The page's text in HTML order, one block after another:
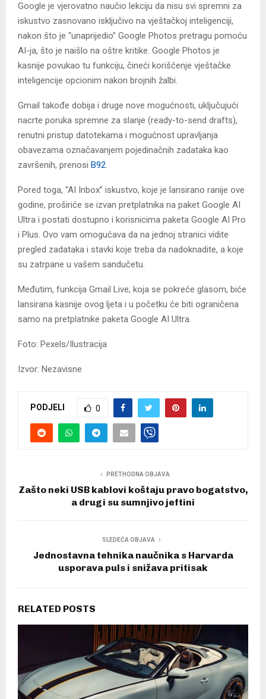
Google je vjerovatno naučio lekciju da nisu svi spremni za
iskustvo zasnovano isključivo na vještačkoj inteligenciji,
nakon što je “unaprijedio” Google Photos pretragu pomoću
AI-ja, što je naišlo na oštre kritike. Google Photos je
kasnije povukao tu funkciju, čineći korišćenje vještačke
inteligencije opcionim nakon brojnih žalbi.
Gmail takođe dobija i druge nove mogućnosti, uključujući
nacrte poruka spremne za slanje (ready-to-send drafts),
renutni pristup datotekama i mogućnost upravljanja
obavezama označavanjem pojedinačnih zadataka kao
završenih, prenosi B92.
Pored toga, “AI Inbox” iskustvo, koje je lansirano ranije ove
godine, proširiće se izvan pretplatnika na paket Google AI
Ultra i postati dostupno i korisnicima paketa Google AI Pro
i Plus. Ovo vam omogućava da na jednoj stranici vidite
pregled zadataka i stavki koje treba da nadoknadite, a koje
su zatrpane u vašem sandučetu.
Međutim, funkcija Gmail Live, koja se pokreće glasom, biće
lansirana kasnije ovog ljeta i u početku će biti ograničena
samo na pretplatnike paketa Google AI Ultra.
Foto: Pexels/Ilustracija
Izvor: Nezavisne
PODJELI 0
PRETHODNA OBJAVA
Zašto neki USB kablovi koštaju pravo bogatstvo,
a drugi su sumnjivo jeftini
SLEDEĆA OBJAVA
Jednostavna tehnika naučnika s Harvarda
usporava puls i snižava pritisak
RELATED POSTS